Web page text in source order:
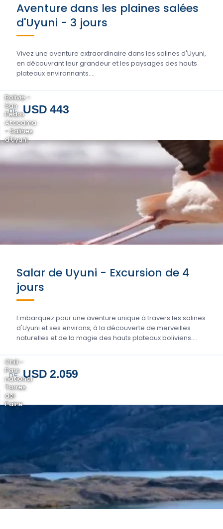
Aventure dans les plaines salées
d'Uyuni - 3 jours
Vivez une aventure extraordinaire dans les salines d'Uyuni,
en découvrant leur grandeur et les paysages des hauts
plateaux environnants....
DE USD 443
Bolivie -
San
Pedro
Atacama
- Salines
d'Uyuni
Salar de Uyuni - Excursion de 4
jours
Embarquez pour une aventure unique à travers les salines
d'Uyuni et ses environs, à la découverte de merveilles
naturelles et de la magie des hauts plateaux boliviens....
DE USD 2.059
Chili -
Parc
national
Torres
del
Paine